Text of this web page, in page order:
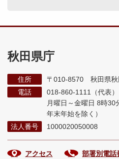
秋田県庁
住所
〒010-8570 秋田県秋
電話
018-860-1111（代表）
月曜日～金曜日 8時30
年末年始を除く）
法人番号
1000020050008
アクセス 部署別電話